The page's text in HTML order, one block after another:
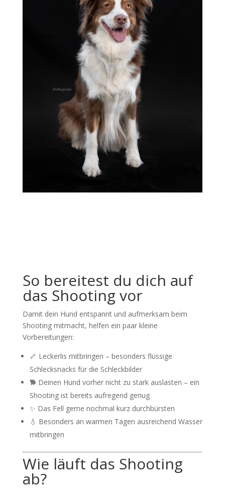
So bereitest du dich auf
das Shooting vor
Damit dein Hund entspannt und aufmerksam beim
Shooting mitmacht, helfen ein paar kleine
Vorbereitungen:
🦴 Leckerlis mitbringen – besonders flüssige
Schlecksnacks für die Schleckbilder
🐕 Deinen Hund vorher nicht zu stark auslasten – ein
Shooting ist bereits aufregend genug
✨ Das Fell gerne nochmal kurz durchbürsten
💧 Besonders an warmen Tagen ausreichend Wasser
mitbringen
Wie läuft das Shooting
ab?